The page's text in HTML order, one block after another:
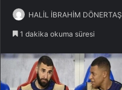
HALİL İBRAHİM DÖNERTAŞ
1 dakika okuma süresi